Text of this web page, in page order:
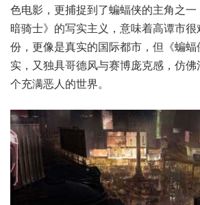
色电影，更捕捉到了蝙蝠侠的主角之
暗骑士》的写实主义，意味着高谭市
份，更像是真实的国际都市，但《蝙
实，又独具哥德风与赛博庞克感，仿
个充满恶人的世界。